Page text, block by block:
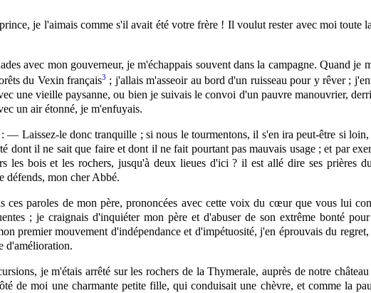
je l'aimais comme s'il avait été votre frère ! Il voulut rester avec moi toute
avec mon gouverneur, je m'échappais souvent dans la campagne. Quand je
du Vexin français3 ; j'allais m'asseoir au bord d'un ruisseau pour y rêver ;
une vieille paysanne, ou bien je suivais le convoi d'un pauvre manouvrier,
un air étonné, je m'enfuyais.
Laissez-le donc tranquille ; si nous le tourmentons, il s'en ira peut-être si loin,
dont il ne sait que faire et dont il ne fait pourtant pas mauvais usage ; et par
les bois et les rochers, jusqu'à deux lieues d'ici ? il est allé dire ses prières
défends, mon cher Abbé.
ces paroles de mon père, prononcées avec cette voix du cœur que vous lui
; je craignais d'inquiéter mon père et d'abuser de son extrême bonté
premier mouvement d'indépendance et d'impétuosité, j'en éprouvais du
d'amélioration.
je m'étais arrêté sur les rochers de la Thymerale, auprès de notre
de moi une charmante petite fille, qui conduisait une chèvre, et comme la